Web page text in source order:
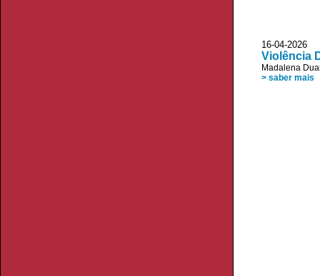
16-04-2026
Violência
Madalena
> saber mais